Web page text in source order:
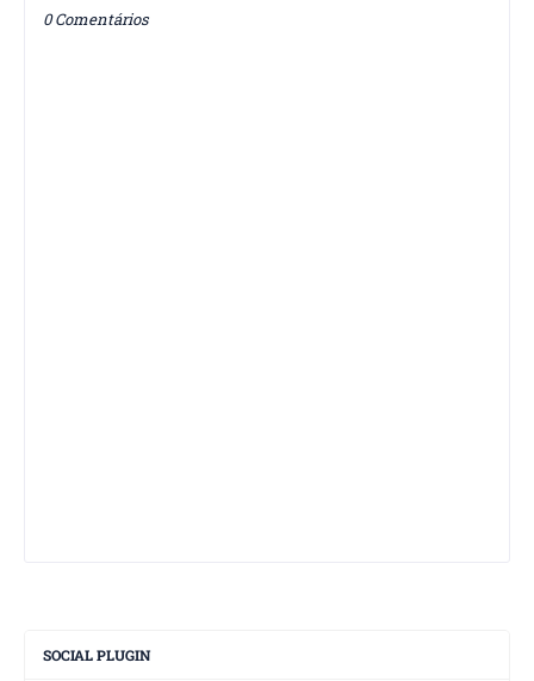
0 Comentários
SOCIAL PLUGIN